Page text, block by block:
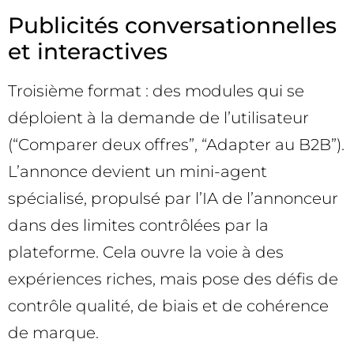
Publicités conversationnelles
et interactives
Troisième format : des modules qui se
déploient à la demande de l’utilisateur
(“Comparer deux offres”, “Adapter au B2B”).
L’annonce devient un mini-agent
spécialisé, propulsé par l’IA de l’annonceur
dans des limites contrôlées par la
plateforme. Cela ouvre la voie à des
expériences riches, mais pose des défis de
contrôle qualité, de biais et de cohérence
de marque.